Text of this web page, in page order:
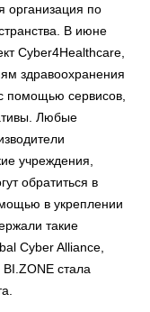
по
В июне
Cyber4Healthcare,
здравоохранения
помощью сервисов,
Любые
учреждения,
обратиться в
в укреплении
такие
Cyber Alliance,
стала